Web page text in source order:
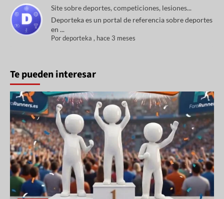
Site sobre deportes, competiciones, lesiones...
Deporteka es un portal de referencia sobre deportes
en ...
Pordeporteka , hace 3 meses
Te pueden interesar